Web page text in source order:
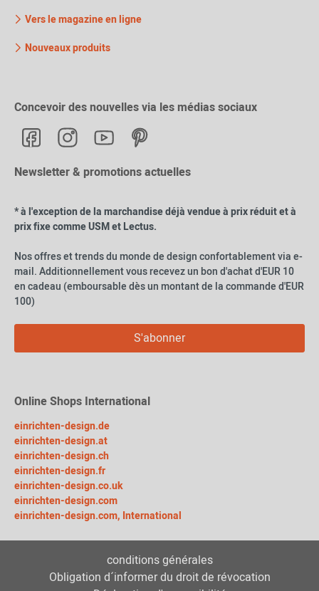
Vers le magazine en ligne
Nouveaux produits
Concevoir des nouvelles via les médias sociaux
Newsletter & promotions actuelles
* à l'exception de la marchandise déjà vendue à prix réduit et à
prix fixe comme USM et Lectus.
Nos offres et trends du monde de design confortablement via e-
mail. Additionnellement vous recevez un bon d'achat d'EUR 10
en cadeau (emboursable dès un montant de la commande d'EUR
100)
S'abonner
Online Shops International
einrichten-design.de
einrichten-design.at
einrichten-design.ch
einrichten-design.fr
einrichten-design.co.uk
einrichten-design.com
einrichten-design.com, International
conditions générales
Obligation d´informer du droit de révocation